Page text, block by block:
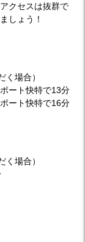
クセスは抜群で
しょう！
場合）
ート快特で13分
ート快特で16分
場合）